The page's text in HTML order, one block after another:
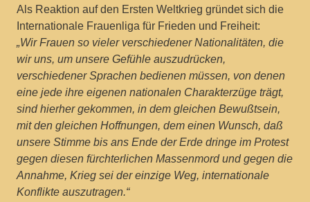
Als Reaktion auf den Ersten Weltkrieg gründet sich die
Internationale Frauenliga für Frieden und Freiheit:
„Wir Frauen so vieler verschiedener Nationalitäten, die
wir uns, um unsere Gefühle auszudrücken,
verschiedener Sprachen bedienen müssen, von denen
eine jede ihre eigenen nationalen Charakterzüge trägt,
sind hierher gekommen, in dem gleichen Bewußtsein,
mit den gleichen Hoffnungen, dem einen Wunsch, daß
unsere Stimme bis ans Ende der Erde dringe im Protest
gegen diesen fürchterlichen Massenmord und gegen die
Annahme, Krieg sei der einzige Weg, internationale
Konflikte auszutragen.“